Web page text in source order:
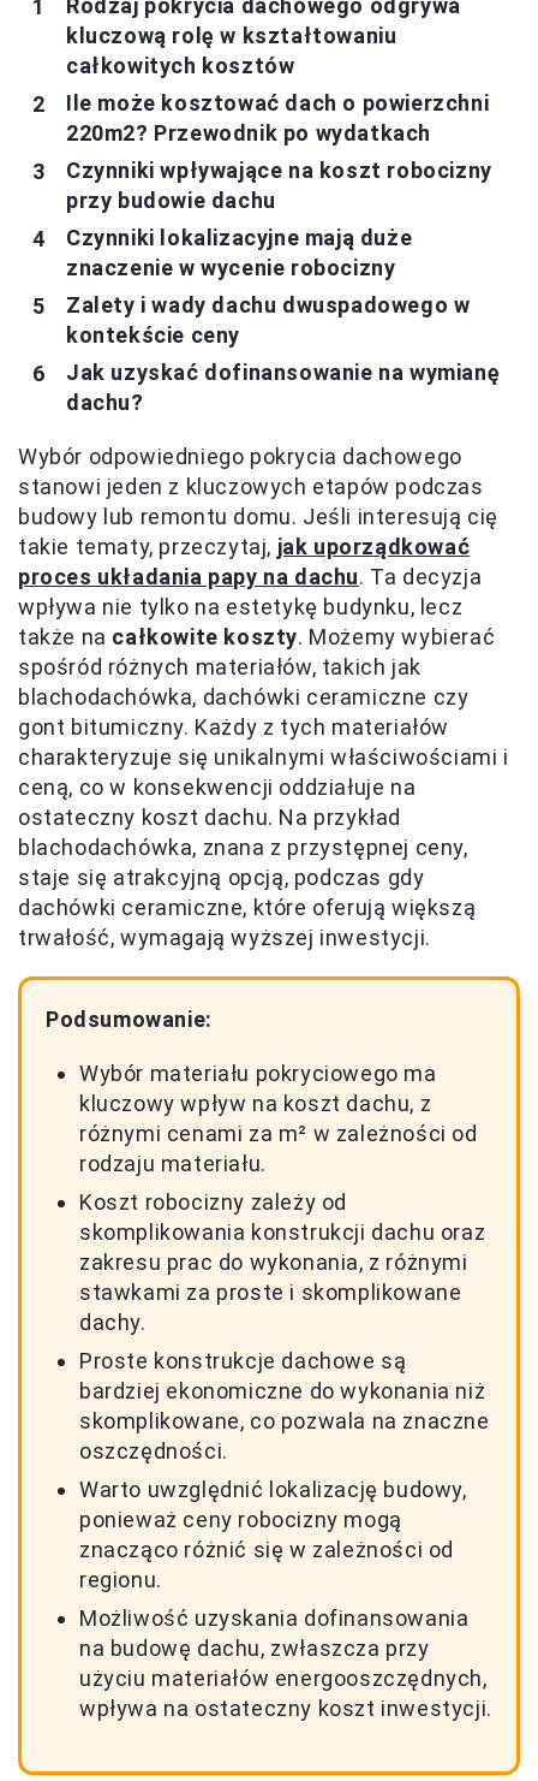
Rodzaj pokrycia dachowego odgrywa
kluczową rolę w kształtowaniu
całkowitych kosztów
Ile może kosztować dach o powierzchni
220m2? Przewodnik po wydatkach
Czynniki wpływające na koszt robocizny
przy budowie dachu
Czynniki lokalizacyjne mają duże
znaczenie w wycenie robocizny
Zalety i wady dachu dwuspadowego w
kontekście ceny
Jak uzyskać dofinansowanie na wymianę
dachu?
Wybór odpowiedniego pokrycia dachowego
stanowi jeden z kluczowych etapów podczas
budowy lub remontu domu. Jeśli interesują cię
takie tematy, przeczytaj, jak uporządkować
proces układania papy na dachu. Ta decyzja
wpływa nie tylko na estetykę budynku, lecz
także na całkowite koszty. Możemy wybierać
spośród różnych materiałów, takich jak
blachodachówka, dachówki ceramiczne czy
gont bitumiczny. Każdy z tych materiałów
charakteryzuje się unikalnymi właściwościami i
ceną, co w konsekwencji oddziałuje na
ostateczny koszt dachu. Na przykład
blachodachówka, znana z przystępnej ceny,
staje się atrakcyjną opcją, podczas gdy
dachówki ceramiczne, które oferują większą
trwałość, wymagają wyższej inwestycji.
Podsumowanie:
Wybór materiału pokryciowego ma
kluczowy wpływ na koszt dachu, z
różnymi cenami za m² w zależności od
rodzaju materiału.
Koszt robocizny zależy od
skomplikowania konstrukcji dachu oraz
zakresu prac do wykonania, z różnymi
stawkami za proste i skomplikowane
dachy.
Proste konstrukcje dachowe są
bardziej ekonomiczne do wykonania niż
skomplikowane, co pozwala na znaczne
oszczędności.
Warto uwzględnić lokalizację budowy,
ponieważ ceny robocizny mogą
znacząco różnić się w zależności od
regionu.
Możliwość uzyskania dofinansowania
na budowę dachu, zwłaszcza przy
użyciu materiałów energooszczędnych,
wpływa na ostateczny koszt inwestycji.